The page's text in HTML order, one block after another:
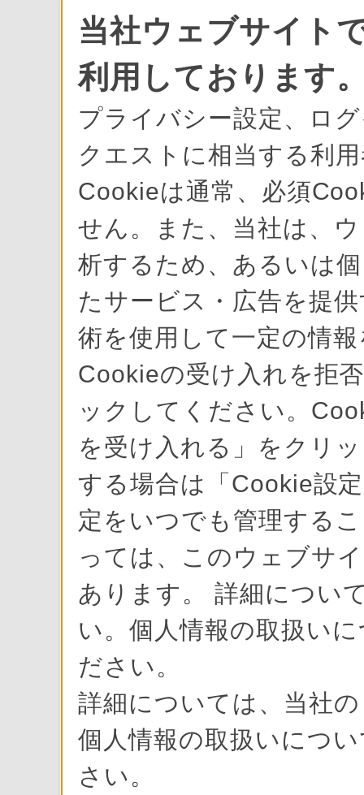
当社ウェブサイト
利用しております
プライバシー設定、ロ
クエストに相当する利
Cookieは通常、必須
せん。また、当社は、
析するため、あるいは
たサービス・広告を提
術を使用して一定の情
Cookieの受け入れを拒
ックしてください。
を受け入れる」をクリ
する場合は「Cookie設
定をいつでも管理する
っては、このウェブサ
あります。 詳細につい
い。個人情報の取扱い
ださい。
詳細については、当社
個人情報の取扱いにつ
さい。